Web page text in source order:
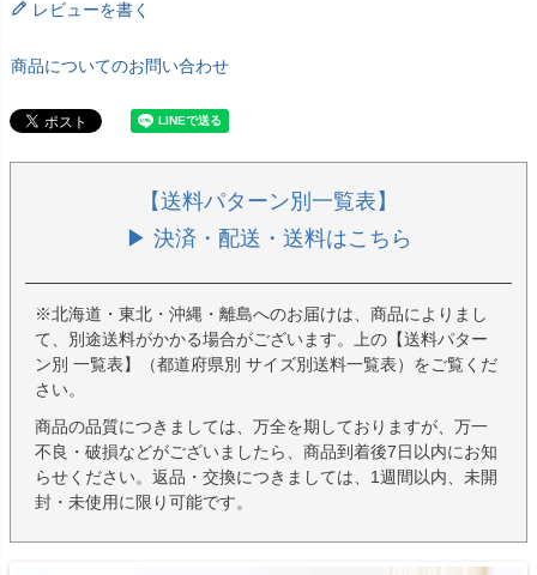
レビューを書く
商品についてのお問い合わせ
【送料パターン別一覧表】
▶ 決済・配送・送料はこちら
※北海道・東北・沖縄・離島へのお届けは、商品によりまし
て、別途送料がかかる場合がございます。上の【送料パター
ン別 一覧表】（都道府県別 サイズ別送料一覧表）をご覧くだ
さい。
商品の品質につきましては、万全を期しておりますが、万一
不良・破損などがございましたら、商品到着後7日以内にお知
らせください。返品・交換につきましては、1週間以内、未開
封・未使用に限り可能です。